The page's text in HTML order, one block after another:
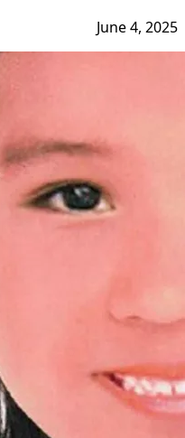
June 4, 2025